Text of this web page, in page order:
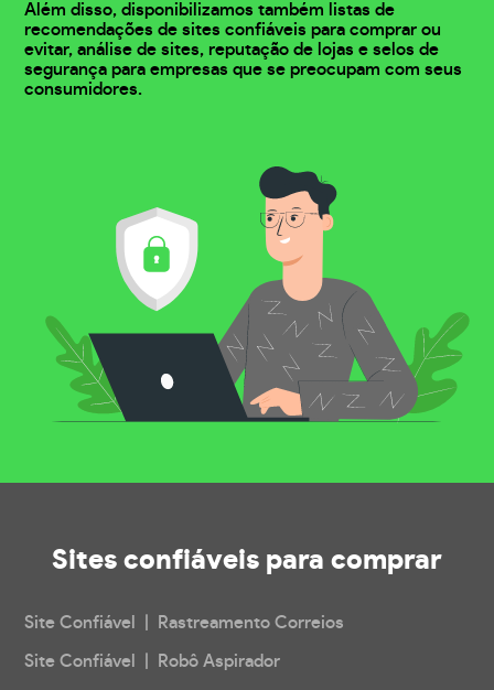
Além disso, disponibilizamos também listas de
recomendações de sites confiáveis para comprar ou
evitar, análise de sites, reputação de lojas e selos de
segurança para empresas que se preocupam com seus
consumidores.
Sites confiáveis para comprar
Site Confiável | Rastreamento Correios
Site Confiável | Robô Aspirador